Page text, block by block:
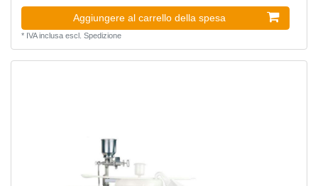
Aggiungere al carrello della spesa
* IVA inclusaescl. Spedizione